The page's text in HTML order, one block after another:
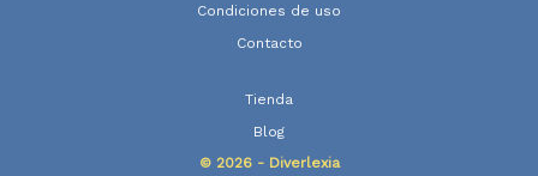
Condiciones de uso
Contacto
Tienda
Blog
© 2026 - Diverlexia